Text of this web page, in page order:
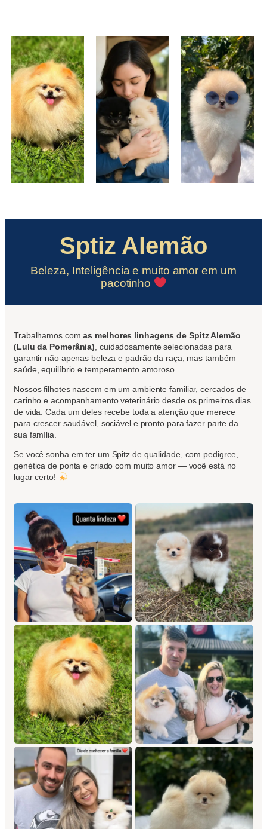
Sptiz Alemão
Beleza, Inteligência e muito amor em um
pacotinho
Trabalhamos comas melhores linhagens de Spitz Alemão
(Lulu da Pomerânia) , cuidadosamente selecionadas para
garantir não apenas beleza e padrão da raça, mas também
saúde, equilíbrio e temperamento amoroso.
Nossos filhotes nascem em um ambiente familiar, cercados de
carinho e acompanhamento veterinário desde os primeiros dias
de vida. Cada um deles recebe toda a atenção que merece
para crescer saudável, sociável e pronto para fazer parte da
sua família.
Se você sonha em ter um Spitz de qualidade, com pedigree,
genética de ponta e criado com muito amor — você está no
lugar certo!